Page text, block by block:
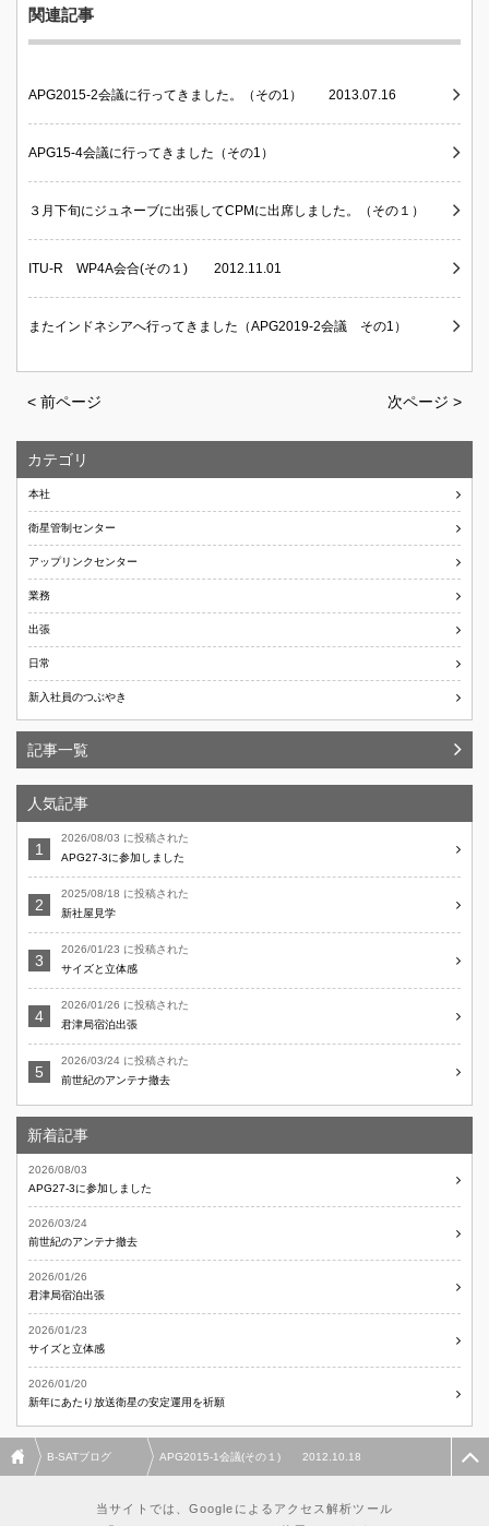
関連記事
APG2015-2会議に行ってきました。（その1） 2013.07.16
APG15-4会議に行ってきました（その1）
３月下旬にジュネーブに出張してCPMに出席しました。（その１）
ITU-R WP4A会合(その１) 2012.11.01
またインドネシアへ行ってきました（APG2019-2会議 その1）
< 前ページ 次ページ >
カテゴリ
本社
衛星管制センター
アップリンクセンター
業務
出張
日常
新入社員のつぶやき
記事一覧
人気記事
2026/08/03 に投稿された
APG27-3に参加しました
2025/08/18 に投稿された
新社屋見学
2026/01/23 に投稿された
サイズと立体感
2026/01/26 に投稿された
君津局宿泊出張
2026/03/24 に投稿された
前世紀のアンテナ撤去
新着記事
2026/08/03
APG27-3に参加しました
2026/03/24
前世紀のアンテナ撤去
2026/01/26
君津局宿泊出張
2026/01/23
サイズと立体感
2026/01/20
新年にあたり放送衛星の安定運用を祈願
B-SATブログ APG2015-1会議(その１) 2012.10.18
当サイトでは、Googleによるアクセス解析ツール